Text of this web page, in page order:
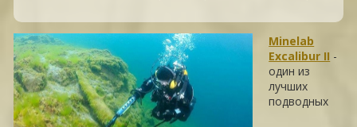
Minelab
Excalibur II -
один из
лучших
подводных